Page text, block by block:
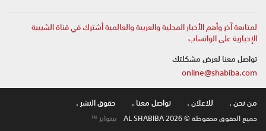
لمتابعة آخر وأهم الأخبار المحلية والعربية والعالمية أشترك في قناة الشبيبة
الإخبارية على الواتساب
تواصل معنا لعرض مشكلتك
online@shabiba.com
من نحن .
للاعلان . تواصل معنا . حقوق النشر .
جميع الحقوق محفوظة © AL SHABIBA 2026 بيتوايز ™